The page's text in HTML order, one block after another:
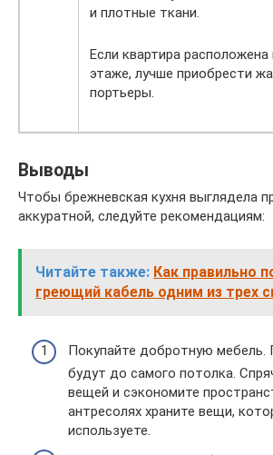
и плотные ткани.
Если квартира расположена
этаже, лучше приобрести
портьеры.
Выводы
Чтобы брежневская кухня выглядела
аккуратной, следуйте рекомендациям:
Читайте также: Как правильно
греющий кабель одним из трех
Покупайте добротную мебель.
будут до самого потолка.
вещей и сэкономите
антресолях храните вещи,
используете.